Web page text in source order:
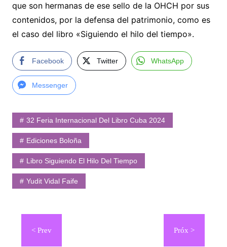
que son hermanas de ese sello de la OHCH por sus
contenidos, por la defensa del patrimonio, como es
el caso del libro «Siguiendo el hilo del tiempo».
Facebook Twitter WhatsApp
Messenger
32 Feria Internacional Del Libro Cuba 2024
Ediciones Boloña
Libro Siguiendo El Hilo Del Tiempo
Yudit Vidal Faife
Navegación